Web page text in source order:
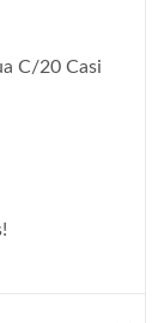
C/20 Casi